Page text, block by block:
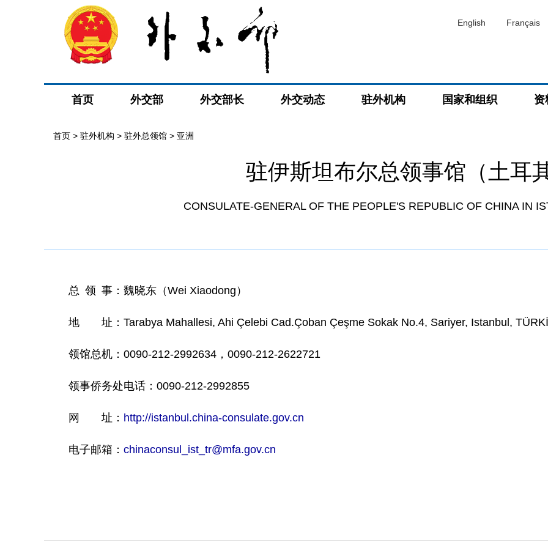
English Français
首页 外交部 外交部长 外交动态 驻外机构 国家和组织 资
首页 > 驻外机构 > 驻外总领馆 > 亚洲
驻伊斯坦布尔总领事馆（土耳其
CONSULATE-GENERAL OF THE PEOPLE'S REPUBLIC OF CHINA IN
总 领 事：魏晓东（Wei Xiaodong）
地 址：Tarabya Mahallesi, Ahi Çelebi Cad.Çoban Çeşme Sokak No.4, Sariyer, Istanbul,
领馆总机：0090-212-2992634，0090-212-2622721
领事侨务处电话：0090-212-2992855
网 址： http://istanbul.china-consulate.gov.cn
电子邮箱： chinaconsul_ist_tr@mfa.gov.cn